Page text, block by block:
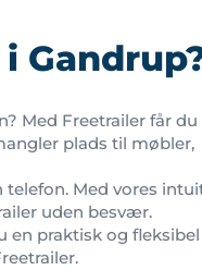
Med Freetrailer får
plads til møbler,
Med vores
uden besvær.
en praktisk og